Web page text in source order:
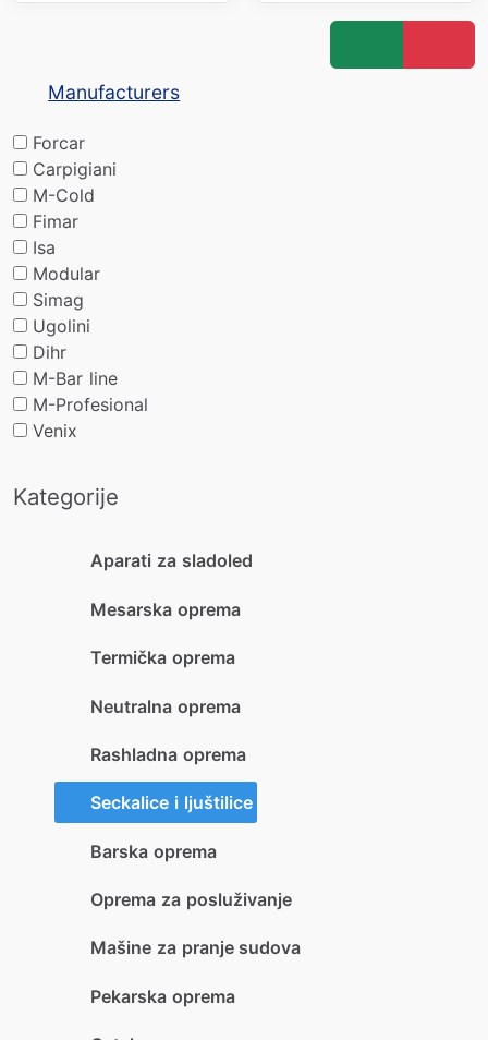
Manufacturers
Forcar
Carpigiani
M-Cold
Fimar
Isa
Modular
Simag
Ugolini
Dihr
M-Bar line
M-Profesional
Venix
Kategorije
Aparati za sladoled
Mesarska oprema
Termička oprema
Neutralna oprema
Rashladna oprema
Seckalice i ljuštilice
Barska oprema
Oprema za posluživanje
Mašine za pranje sudova
Pekarska oprema